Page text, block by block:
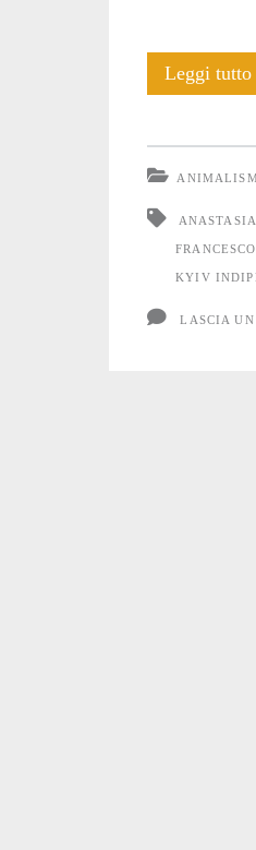
Leggi tutto
ANASTASIA
KYIV
LASCIA